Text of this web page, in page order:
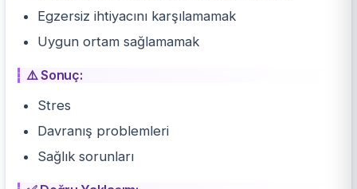
Egzersiz ihtiyacını karşılamamak
Uygun ortam sağlamamak
⚠️ Sonuç:
Stres
Davranış problemleri
Sağlık sorunları